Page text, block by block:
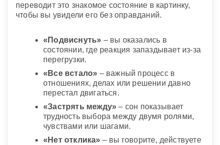
переводит это знакомое состояние в картинку,
чтобы вы увидели его без оправданий.
«Подвиснуть» – вы оказались в
состоянии, где реакция запаздывает из-за
перегрузки.
«Все встало» – важный процесс в
отношениях, делах или решении давно
перестал двигаться.
«Застрять между» – сон показывает
трудность выбора между двумя ролями,
чувствами или шагами.
«Нет отклика» – вы говорите, действуете